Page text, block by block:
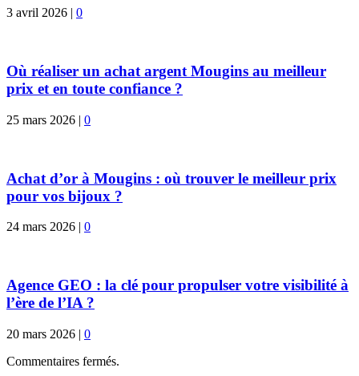
3 avril 2026 0
Où réaliser un achat argent Mougins au meilleur
prix et en toute confiance ?
25 mars 2026 | 0
Achat d’or à Mougins : où trouver le meilleur prix
pour vos bijoux ?
24 mars 2026 | 0
Agence GEO : la clé pour propulser votre visibilité à
l’ère de l’IA ?
20 mars 2026 | 0
Commentaires fermés.